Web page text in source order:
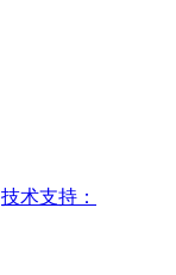
技术支持：